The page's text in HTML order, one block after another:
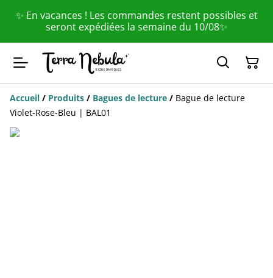
✨ En vacances ! Les commandes restent possibles et
seront expédiées la semaine du 10/08✨
Accueil / Produits / Bagues de lecture / Bague de lecture
Violet-Rose-Bleu | BAL01